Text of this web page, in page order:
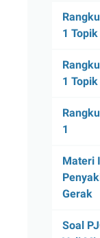
1
1
1
Materi
Gerak
Soal